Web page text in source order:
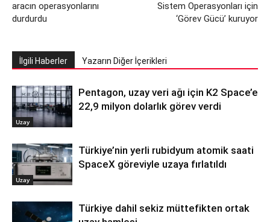
aracın operasyonlarını
durdurdu
Sistem Operasyonları için
‘Görev Gücü’ kuruyor
İlgili Haberler Yazarın Diğer İçerikleri
Uzay
Pentagon, uzay veri ağı için K2 Space’e
22,9 milyon dolarlık görev verdi
Uzay
Türkiye’nin yerli rubidyum atomik saati
SpaceX göreviyle uzaya fırlatıldı
Türkiye dahil sekiz müttefikten ortak